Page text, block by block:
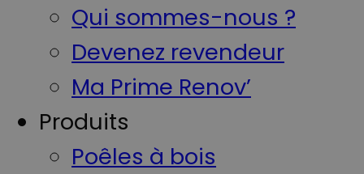
Qui sommes-nous ?
Devenez revendeur
Ma Prime Renov’
Produits
Poêles à bois